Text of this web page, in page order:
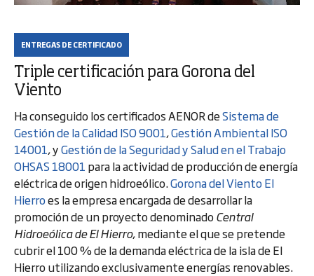
ENTREGAS DE CERTIFICADO
Triple certificación para Gorona del
Viento
Ha conseguido los certificados AENOR deSistema de
Gestión de la Calidad ISO 9001,Gestión Ambiental ISO
14001, yGestión de la Seguridad y Salud en el Trabajo
OHSAS 18001 para la actividad de producción de energía
eléctrica de origen hidroeólico.Gorona del Viento El
Hierroes la empresa encargada de desarrollar la
promoción de un proyecto denominadoCentral
Hidroeólica de El Hierro, mediante el que se pretende
cubrir el 100 % de la demanda eléctrica de la isla de El
Hierro utilizando exclusivamente energías renovables.